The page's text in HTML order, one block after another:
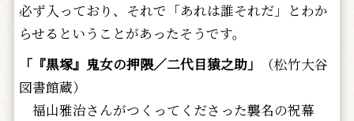
必ず入っており、それで「あれは誰それだ」とわか
らせるということがあったそうです。
「『黒塚』鬼女の押隈／二代目猿之助」
（松竹大谷
図書館蔵）
福山雅治さんがつくってくださった襲名の祝幕